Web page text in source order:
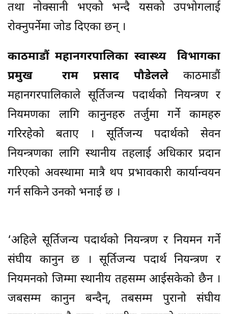
तथा नोक्सानी भएको भन्दै यसको उपभोगलाई
रोक्नुपर्नेमा जोड दिएका छन् ।
काठमाडौं महानगरपालिका स्वास्थ्य विभागका
प्रमुख राम प्रसाद पौडेलले काठमाडौं
महानगरपालिकाले सूर्तिजन्य पदार्थको नियन्त्रण र
नियमणका लागि कानुनहरु तर्जुमा गर्ने कामहरु
गरिरहेको बताए । सूर्तिजन्य पदार्थको सेवन
नियन्त्रणका लागि स्थानीय तहलाई अधिकार प्रदान
गरिएको अवस्थामा मात्रै थप प्रभावकारी कार्यान्वयन
गर्न सकिने उनको भनाई छ ।
‘अहिले सूर्तिजन्य पदार्थको नियन्त्रण र नियमन गर्ने
संघीय कानुन छ । सूर्तिजन्य पदार्थ नियन्त्रण र
नियमनको जिम्मा स्थानीय तहसम्म आईसकेको छैन ।
जबसम्म कानुन बन्दैन्, तबसम्म पुरानो संघीय